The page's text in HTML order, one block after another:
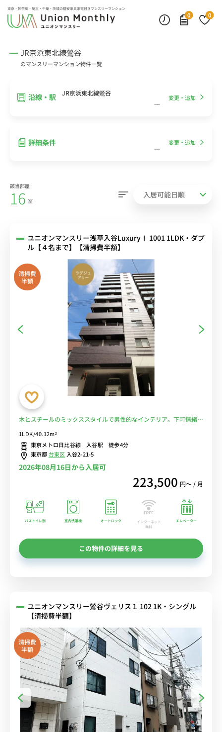
東京・神奈川・埼玉・千葉・茨城の格安家具家電付きマンスリーマンション
0
0
JR京浜東北線鶯谷
のマンスリーマンション物件一覧
沿線・駅 JR京浜東北線鶯谷
変更・追加
詳細条件 変更・追加
該当部屋
16 室
ユニオンマンスリー浅草入谷LuxuryⅠ 1001 1LDK・ダブ
ル【４名まで】【清掃費半額】
清掃費
半額
木とスチールのミックススタイルで男性的なインテリア。下町情緒の
Fi格安レンタル中！
1LDK/40.12m²
東京メトロ日比谷線 入谷駅 徒歩4分
東京都台東区 入谷2-21-5
2026年08月16日から入居可
223,500 円〜 / 月
バストイレ別 室内洗濯機 オートロック
インターネット
無料
エレベーター
この物件の詳細を見る
ユニオンマンスリー鶯谷ヴェリス１ 102 1K・シングル
【清掃費半額】
清掃費
半額